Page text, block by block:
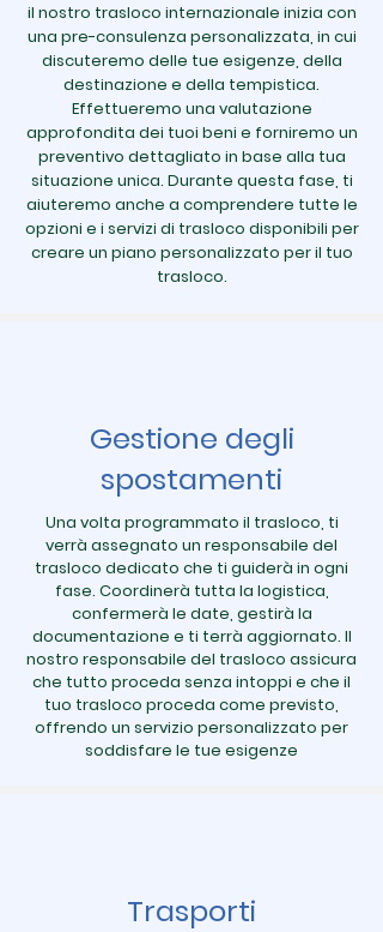
il nostro trasloco internazionale inizia con
una pre-consulenza personalizzata, in cui
discuteremo delle tue esigenze, della
destinazione e della tempistica.
Effettueremo una valutazione
approfondita dei tuoi beni e forniremo un
preventivo dettagliato in base alla tua
situazione unica. Durante questa fase, ti
aiuteremo anche a comprendere tutte le
opzioni e i servizi di trasloco disponibili per
creare un piano personalizzato per il tuo
trasloco.
Gestione degli
spostamenti
Una volta programmato il trasloco, ti
verrà assegnato un responsabile del
trasloco dedicato che ti guiderà in ogni
fase. Coordinerà tutta la logistica,
confermerà le date, gestirà la
documentazione e ti terrà aggiornato. Il
nostro responsabile del trasloco assicura
che tutto proceda senza intoppi e che il
tuo trasloco proceda come previsto,
offrendo un servizio personalizzato per
soddisfare le tue esigenze
Trasporti